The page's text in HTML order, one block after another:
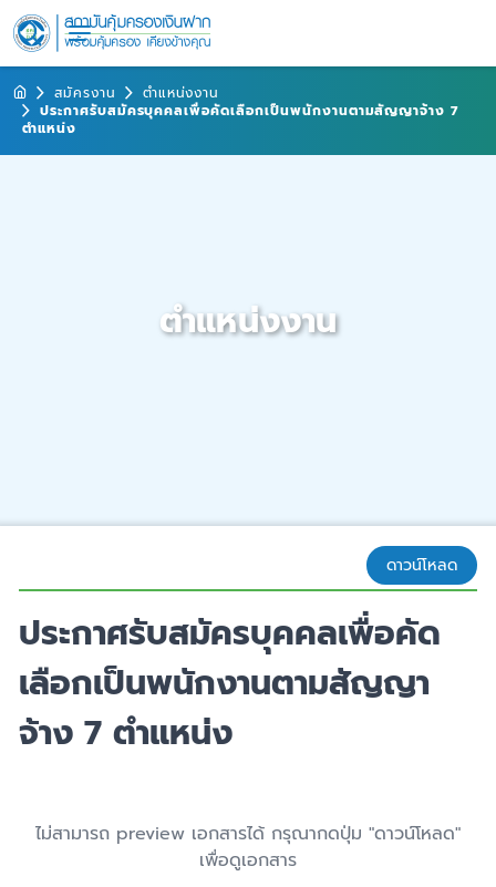
สมัครงาน
ตำแหน่งงาน
ประกาศรับสมัครบุคคลเพื่อคัดเลือกเป็นพนักงานตามสัญญาจ้าง 7
ตำแหน่ง
ตำแหน่งงาน
ดาวน์โหลด
ประกาศรับสมัครบุคคลเพื่อคัด
เลือกเป็นพนักงานตามสัญญา
จ้าง 7 ตำแหน่ง
ไม่สามารถ preview เอกสารได้ กรุณากดปุ่ม "ดาวน์โหลด"
เพื่อดูเอกสาร